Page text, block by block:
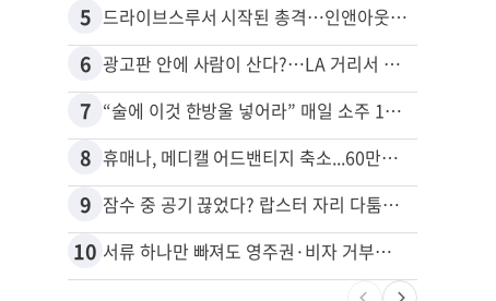
5 드라이브스루서 시작된 총격…인앤아웃 참사 영상 공개
6 광고판 안에 사람이 산다?…LA 거리서 화제
7 “술에 이것 한방울 넣어라” 매일 소주 1병 까는 91세의 철칙
8 휴매나, 메디캘 어드밴티지 축소...60만명 플랜 상실 위기
9 잠수 중 공기 끊었다? 랍스터 자리 다툼이 살인미수 사건으로
10 서류 하나만 빠져도 영주권·비자 거부…심사관 재량권 대폭 확대